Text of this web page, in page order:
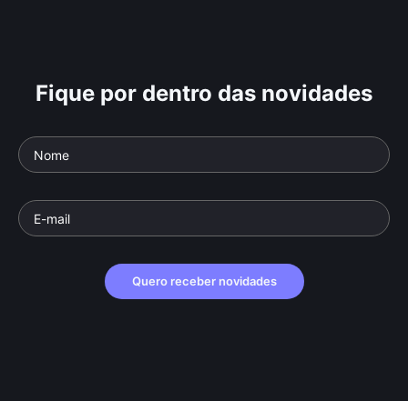
Fique por dentro das novidades
Quero receber novidades